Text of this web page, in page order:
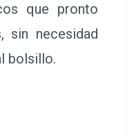
que pronto
sin necesidad
bolsillo.